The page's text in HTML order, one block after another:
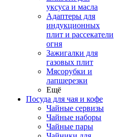
уксуса и масла
Адаптеры для
индукционных
плит и рассекатели
огня
Зажигалки для
газовых плит
Мясорубки и
лапшерезки
Ещё
Посуда для чая и кофе
Чайные сервизы
Чайные наборы
Чайные пары